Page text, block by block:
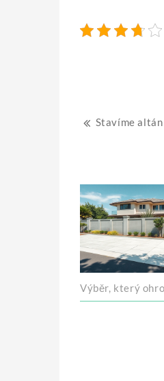
Stavíme
Výběr, který